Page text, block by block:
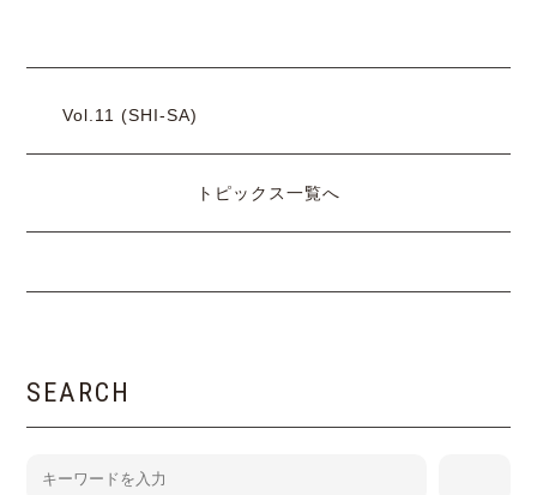
Vol.11 (SHI-SA)
トピックス一覧へ
SEARCH